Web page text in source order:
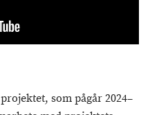
som pågår 2024–